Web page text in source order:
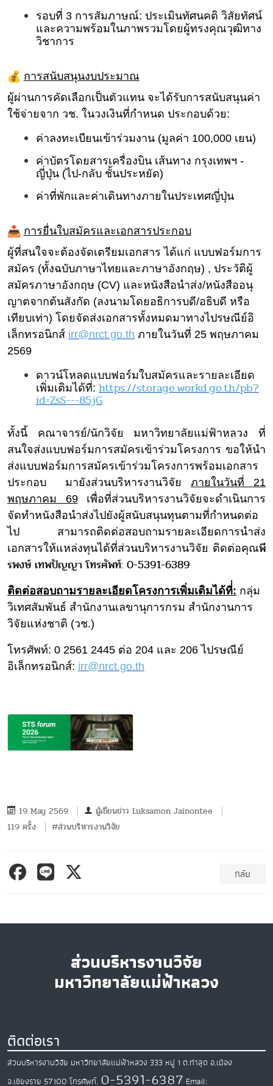
รอบที่ 3 การสัมภาษณ์: ประเมินทัศนคติ วิสัยทัศน์
และความพร้อมในภาพรวมโดยผู้ทรงคุณวุฒิทาง
วิชาการ
การสนับสนุนงบประมาณ
ผู้ผ่านการคัดเลือกเป็นตัวแทน จะได้รับการสนับสนุนค่า
ใช้จ่ายจาก วช. ในวงเงินที่กำหนด ประกอบด้วย:
ค่าลงทะเบียนเข้าร่วมงาน (มูลค่า 100,000 เยน)
ค่าบัตรโดยสารเครื่องบิน เส้นทาง กรุงเทพฯ -
ญี่ปุ่น (ไป-กลับ ชั้นประหยัด)
ค่าที่พักและค่าเดินทางภายในประเทศญี่ปุ่น
การยื่นใบสมัครและเอกสารประกอบ
ผู้ที่สนใจจะต้องจัดเตรียมเอกสาร ได้แก่ แบบฟอร์มการ
สมัคร (ทั้งฉบับภาษาไทยและภาษาอังกฤษ) , ประวัติผู้
สมัครภาษาอังกฤษ (CV) และหนังสือนำส่ง/หนังสืออนุ
ญาตจากต้นสังกัด (ลงนามโดยอธิการบดี/อธิบดี หรือ
เทียบเท่า) โดยจัดส่งเอกสารทั้งหมดมาทางไปรษณีย์อิ
เล็กทรอนิกส์ irr@nrct.go.th ภายในวันที่ 25 พฤษภาคม
2569
ดาวน์โหลดแบบฟอร์มใบสมัครและรายละเอียด
เพิ่มเติมได้ที่: https://storage.workd.go.th/pb?
id=ZsS---85jG
ทั้งนี้ คณาจารย์/นักวิจัย มหาวิทยาลัยแม่ฟ้าหลวง ที่
สนใจส่งแบบฟอร์มการสมัครเข้าร่วมโครงการ ขอให้นำ
ส่งแบบฟอร์มการสมัครเข้าร่วมโครงการพร้อมเอกสาร
ประกอบ
มายังส่วนบริหารงานวิจัย ภายในวันที่ 21
พฤษภาคม 69เพื่อที่ส่วนบริหารงานวิจัยจะดำเนินการ
จัดทำหนังสือนำส่งไปยังผู้สนับสนุนทุนตามที่กำหนดต่อ
ไป สามารถติดต่อสอบถามรายละเอียดการนำส่ง
เอกสารให้แหล่งทุนได้ที่ส่วนบริหารงานวิจัย ติดต่อคุณพี
รพงษ์ เทพปัญญาโทรศัพท์: 0-5391-6389
ติดต่อสอบถามรายละเอียดโครงการเพิ่มเติมได้ที่่: กลุ่ม
วิเทศสัมพันธ์ สำนักงานเลขานุการกรม สำนักงานการ
วิจัยแห่งชาติ (วช.)
โทรศัพท์: 0 2561 2445 ต่อ 204 และ 206ไปรษณีย์
อิเล็กทรอนิกส์: irr@nrct.go.th
19 May 2569 ผู้เขียนข่าว Luksamon Jainontee
119 ครั้ง
#ส่วนบริหารงานวิจัย
กลับ
ส่วนบริหารงานวิจัย
มหาวิทยาลัยแม่ฟ้าหลวง
ติดต่อเรา
ส่วนบริหารงานวิจัย มหาวิทยาลัยแม่ฟ้าหลวง 333 หมู่ 1 ต.ท่าสุด อ.เมือง
จ.เชียงราย 57100 โทรศัพท์. 0-5391-6387 Email: